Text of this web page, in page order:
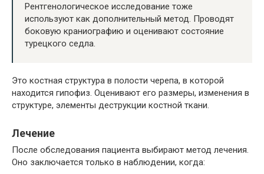
Рентгенологическое исследование тоже
используют как дополнительный метод. Проводят
боковую краниографию и оценивают состояние
турецкого седла.
Это костная структура в полости черепа, в которой
находится гипофиз. Оценивают его размеры, изменения в
структуре, элементы деструкции костной ткани.
Лечение
После обследования пациента выбирают метод лечения.
Оно заключается только в наблюдении, когда: